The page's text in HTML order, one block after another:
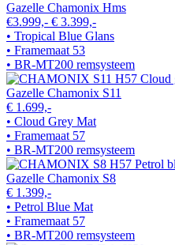
Gazelle Chamonix Hms
€3.999,- € 3.399,-
• Tropical Blue Glans
• Framemaat 53
• BR-MT200 remsysteem
Gazelle Chamonix S11
€ 1.699,-
• Cloud Grey Mat
• Framemaat 57
• BR-MT200 remsysteem
Gazelle Chamonix S8
€ 1.399,-
• Petrol Blue Mat
• Framemaat 57
• BR-MT200 remsysteem